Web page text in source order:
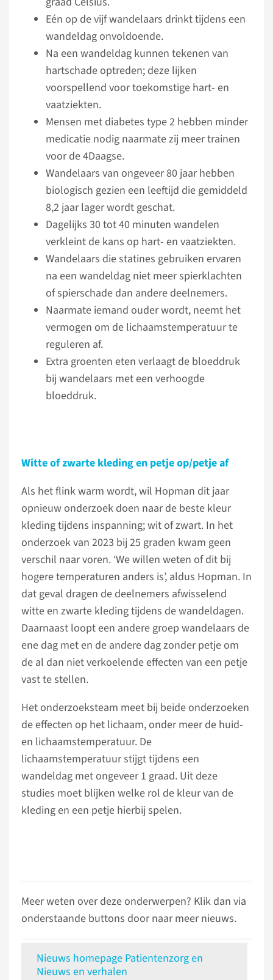
Eén op de vijf wandelaars drinkt tijdens een
wandeldag onvoldoende.
Na een wandeldag kunnen tekenen van
hartschade optreden; deze lijken
voorspellend voor toekomstige hart- en
vaatziekten.
Mensen met diabetes type 2 hebben minder
medicatie nodig naarmate zij meer trainen
voor de 4Daagse.
Wandelaars van ongeveer 80 jaar hebben
biologisch gezien een leeftijd die gemiddeld
8,2 jaar lager wordt geschat.
Dagelijks 30 tot 40 minuten wandelen
verkleint de kans op hart- en vaatziekten.
Wandelaars die statines gebruiken ervaren
na een wandeldag niet meer spierklachten
of spierschade dan andere deelnemers.
Naarmate iemand ouder wordt, neemt het
vermogen om de lichaamstemperatuur te
reguleren af.
Extra groenten eten verlaagt de bloeddruk
bij wandelaars met een verhoogde
bloeddruk.
Witte of zwarte kleding en petje op/petje af
Als het flink warm wordt, wil Hopman dit jaar
opnieuw onderzoek doen naar de beste kleur
kleding tijdens inspanning; wit of zwart. In het
onderzoek van 2023 bij 25 graden kwam geen
verschil naar voren. ‘We willen weten of dit bij
hogere temperaturen anders is’, aldus Hopman. In
dat geval dragen de deelnemers afwisselend
witte en zwarte kleding tijdens de wandeldagen.
Daarnaast loopt een andere groep wandelaars de
ene dag met en de andere dag zonder petje om
de al dan niet verkoelende effecten van een petje
vast te stellen.
Het onderzoeksteam meet bij beide onderzoeken
de effecten op het lichaam, onder meer de huid-
en lichaamstemperatuur. De
lichaamstemperatuur stijgt tijdens een
wandeldag met ongeveer 1 graad. Uit deze
studies moet blijken welke rol de kleur van de
kleding en een petje hierbij spelen.
Meer weten over deze onderwerpen? Klik dan via
onderstaande buttons door naar meer nieuws.
Nieuws homepage Patientenzorg en
Nieuws en verhalen